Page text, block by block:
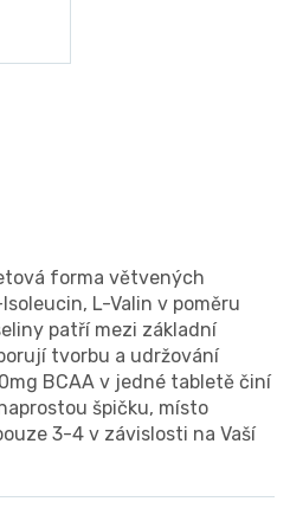
forma větvených
L-Valin v poměru
patří mezi základní
tvorbu a udržování
BCAA v jedné tabletě činí
špičku, místo
3-4 v závislosti na Vaší